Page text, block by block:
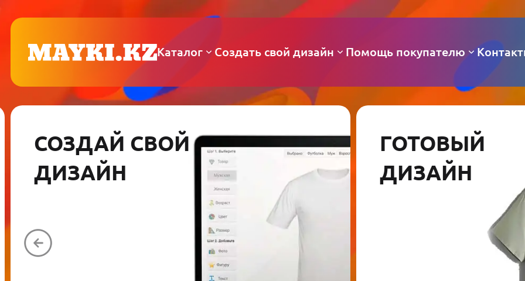
Каталог Создать свой дизайн Помощь покупателю
СОЗДАЙ СВОЙ
ДИЗАЙН
ГОТОВЫЙ
ДИЗАЙН